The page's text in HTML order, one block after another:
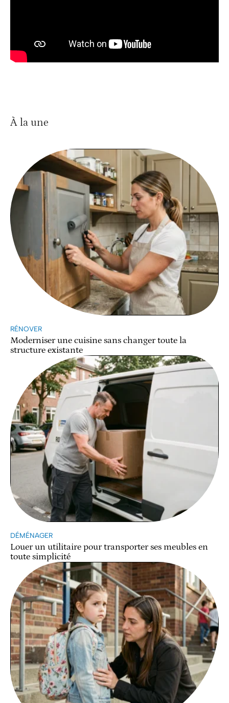
À la une
RÉNOVER
Moderniser une cuisine sans changer toute la
structure existante
DÉMÉNAGER
Louer un utilitaire pour transporter ses meubles en
toute simplicité